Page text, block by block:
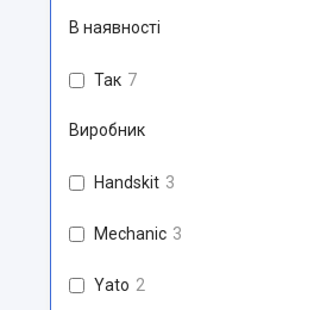
В наявності
Так 7
Виробник
Handskit 3
Mechanic 3
Yato 2